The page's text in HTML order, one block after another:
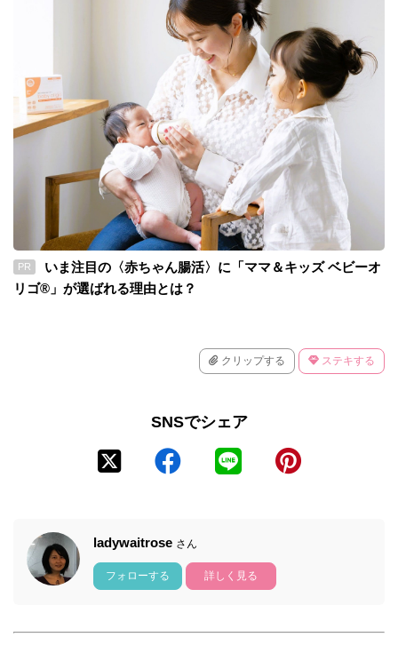
PR
いま注目の〈赤ちゃん腸活〉に「ママ＆キッズ ベビーオ
リゴ®」が選ばれる理由とは？
クリップする ステキする
SNSでシェア
ladywaitrose さん
フォローする 詳しく見る